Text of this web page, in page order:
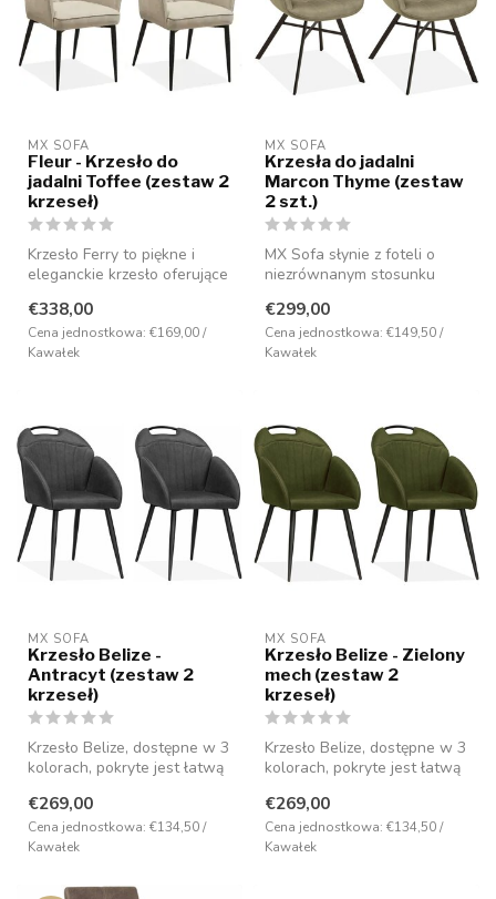
MX SOFA
Fleur - Krzesło do
jadalni Toffee (zestaw 2
krzeseł)
Krzesło Ferry to piękne i
eleganckie krzesło oferujące
€338,00
Cena jednostkowa: €169,00 /
Kawałek
MX SOFA
Krzesła do jadalni
Marcon Thyme (zestaw
2 szt.)
MX Sofa słynie z foteli o
niezrównanym stosunku
Marcon je...
€299,00
Cena jednostkowa: €149,50 /
Kawałek
MX SOFA
Krzesło Belize -
Antracyt (zestaw 2
krzeseł)
Krzesło Belize, dostępne w 3
kolorach, pokryte jest łatwą
€269,00
Cena jednostkowa: €134,50 /
Kawałek
MX SOFA
Krzesło Belize - Zielony
mech (zestaw 2
krzeseł)
Krzesło Belize, dostępne w 3
kolorach, pokryte jest łatwą
€269,00
Cena jednostkowa: €134,50 /
Kawałek